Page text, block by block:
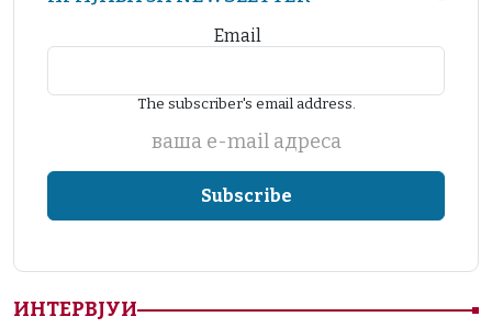
Email
The subscriber's email address.
ваша е-mail адреса
ИНТЕРВЈУИ